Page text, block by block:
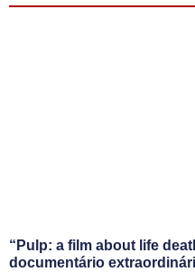
“Pulp: a film about life
documentário